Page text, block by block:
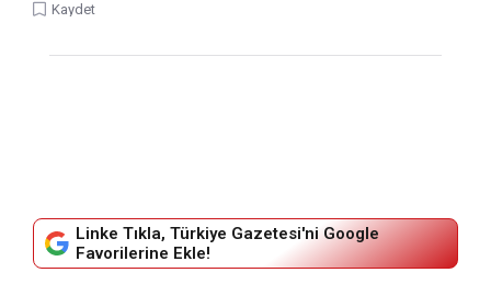
Kaydet
Linke Tıkla, Türkiye Gazetesi'ni Google
Favorilerine Ekle!